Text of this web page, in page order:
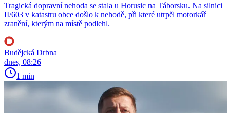
Tragická dopravní nehoda se stala u Horusic na Táborsku. Na silnici
II/603 v katastru obce došlo k nehodě, při které utrpěl motorkář
zranění, kterým na místě podlehl.
Budějcká Drbna
dnes, 08:26
1 min